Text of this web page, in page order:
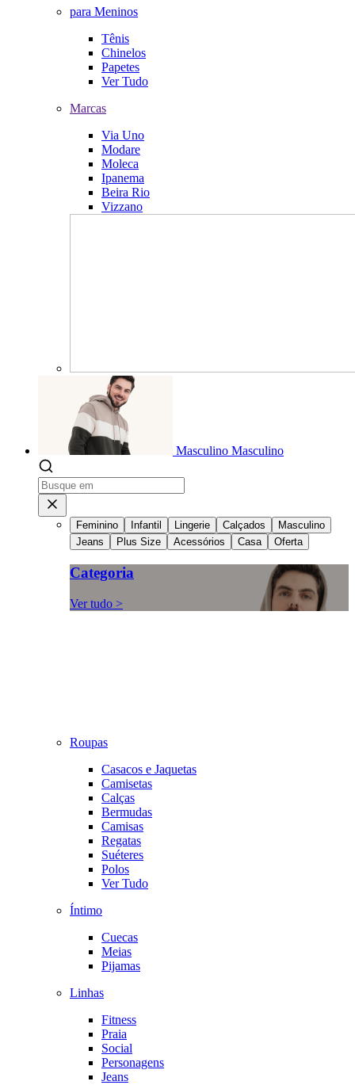
para Meninos
Tênis
Chinelos
Papetes
Ver Tudo
Marcas
Via Uno
Modare
Moleca
Ipanema
Beira Rio
Vizzano
Masculino Masculino
Feminino Infantil Lingerie Calçados
Masculino
Jeans
Plus Size Acessórios Casa Oferta
Categoria
Ver tudo >
Roupas
Casacos e Jaquetas
Camisetas
Calças
Bermudas
Camisas
Regatas
Suéteres
Polos
Ver Tudo
Íntimo
Cuecas
Meias
Pijamas
Linhas
Fitness
Praia
Social
Personagens
Jeans